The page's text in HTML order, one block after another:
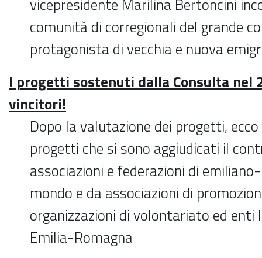
comunità di corregionali del grande
protagonista di vecchia e nuova
I progetti sostenuti dalla Consulta nel
vincitori!
Dopo la valutazione dei progetti,
progetti che si sono aggiudicati il
associazioni e federazioni di
mondo e da associazioni di
organizzazioni di volontariato ed enti
Emilia-Romagna